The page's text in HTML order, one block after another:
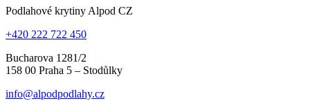
Podlahové krytiny Alpod CZ
+420 222 722 450
Bucharova 1281/2
158 00 Praha 5 – Stodůlky
info@alpodpodlahy.cz